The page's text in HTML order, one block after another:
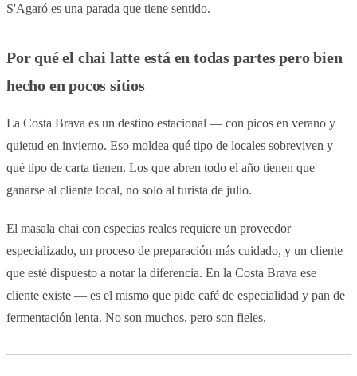
S'Agaró es una parada que tiene sentido.
Por qué el chai latte está en todas partes pero bien
hecho en pocos sitios
La Costa Brava es un destino estacional — con picos en verano y
quietud en invierno. Eso moldea qué tipo de locales sobreviven y
qué tipo de carta tienen. Los que abren todo el año tienen que
ganarse al cliente local, no solo al turista de julio.
El masala chai con especias reales requiere un proveedor
especializado, un proceso de preparación más cuidado, y un cliente
que esté dispuesto a notar la diferencia. En la Costa Brava ese
cliente existe — es el mismo que pide café de especialidad y pan de
fermentación lenta. No son muchos, pero son fieles.